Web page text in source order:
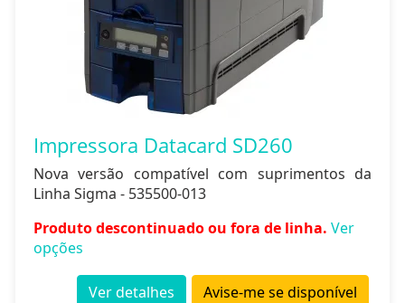
Impressora Datacard SD260
Nova versão compatível com suprimentos da
Linha Sigma - 535500-013
Produto descontinuado ou fora de linha. Ver
opções
Avise-me se disponível
Ver detalhes